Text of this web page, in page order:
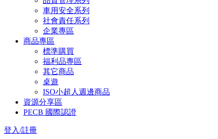
車用安全系列
社會責任系列
企業專區
商品專區
標準購買
福利品專區
其它商品
桌遊
ISO小超人週邊商品
資源分享區
PECB 國際認證
登入/註冊